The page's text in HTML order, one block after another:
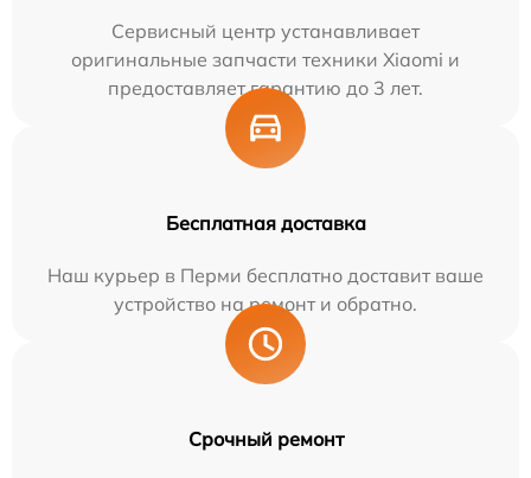
Сервисный центр устанавливает
оригинальные запчасти техники Xiaomi и
предоставляет гарантию до 3 лет.
Бесплатная доставка
Наш курьер в Перми бесплатно доставит ваше
устройство на ремонт и обратно.
Срочный ремонт